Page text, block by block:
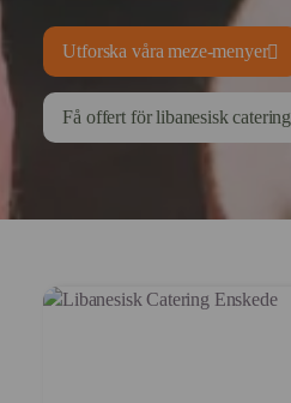
Utforska våra meze-menyer
Få offert för libanesisk catering